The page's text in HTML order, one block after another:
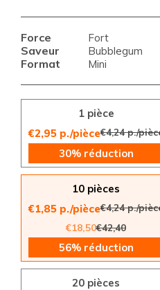
Force Fort
Saveur Bubblegum
Format Mini
1 pièce
€2,95 p./pièce€4,24 p./
30% réduction
10 pièces
€1,85 p./pièce€4,24 p./
€18,50€42,40
56% réduction
20 pièces